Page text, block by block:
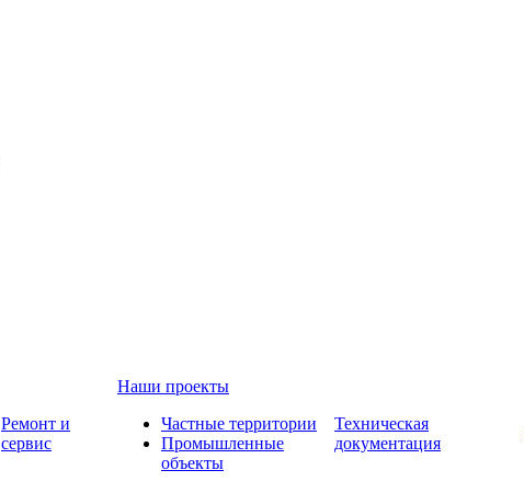
Ремонт и
сервис
Наши проекты
Частные территории
Промышленные
объекты
Техническая
документация